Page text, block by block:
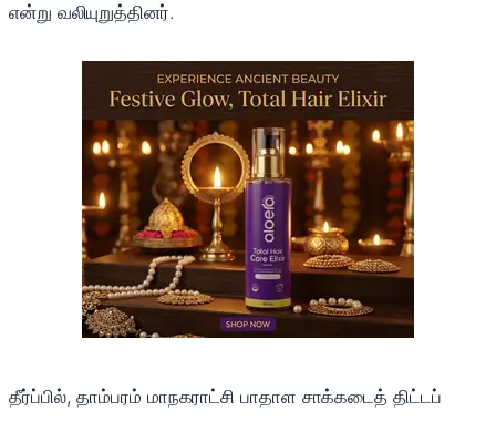
என்று வலியுறுத்தினர்.
தீர்ப்பில், தாம்பரம் மாநகராட்சி பாதாள சாக்கடைத் திட்டப்